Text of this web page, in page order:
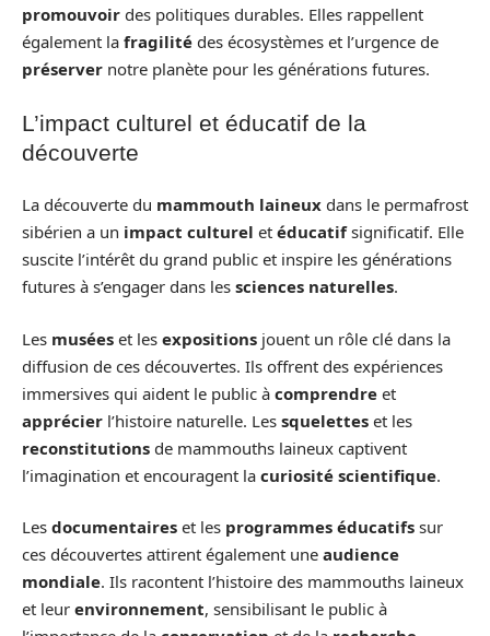
promouvoir des politiques durables. Elles rappellent
également la fragilité des écosystèmes et l’urgence de
préserver notre planète pour les générations futures.
L’impact culturel et éducatif de la
découverte
La découverte du mammouth laineux dans le permafrost
sibérien a un impact culturel et éducatifsignificatif. Elle
suscite l’intérêt du grand public et inspire les générations
futures à s’engager dans les sciences naturelles.
Les musées et les expositions jouent un rôle clé dans la
diffusion de ces découvertes. Ils offrent des expériences
immersives qui aident le public à comprendre et
apprécier l’histoire naturelle. Les squelettes et les
reconstitutions de mammouths laineux captivent
l’imagination et encouragent la curiosité scientifique.
Les documentaires et les programmes éducatifs sur
ces découvertes attirent également une audience
mondiale. Ils racontent l’histoire des mammouths laineux
et leur environnement, sensibilisant le public à